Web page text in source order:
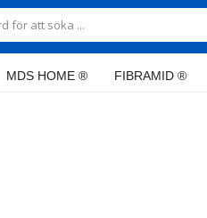
MDS HOME ® FIBRAMID ®